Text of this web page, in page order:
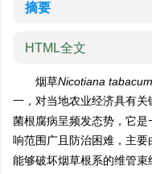
摘要
HTML全文
烟草Nicotiana tabacum
一，对当地农业经济具有关
菌根腐病呈频发态势，它
响范围广且防治困难，主要
能够破坏烟草根系的维管